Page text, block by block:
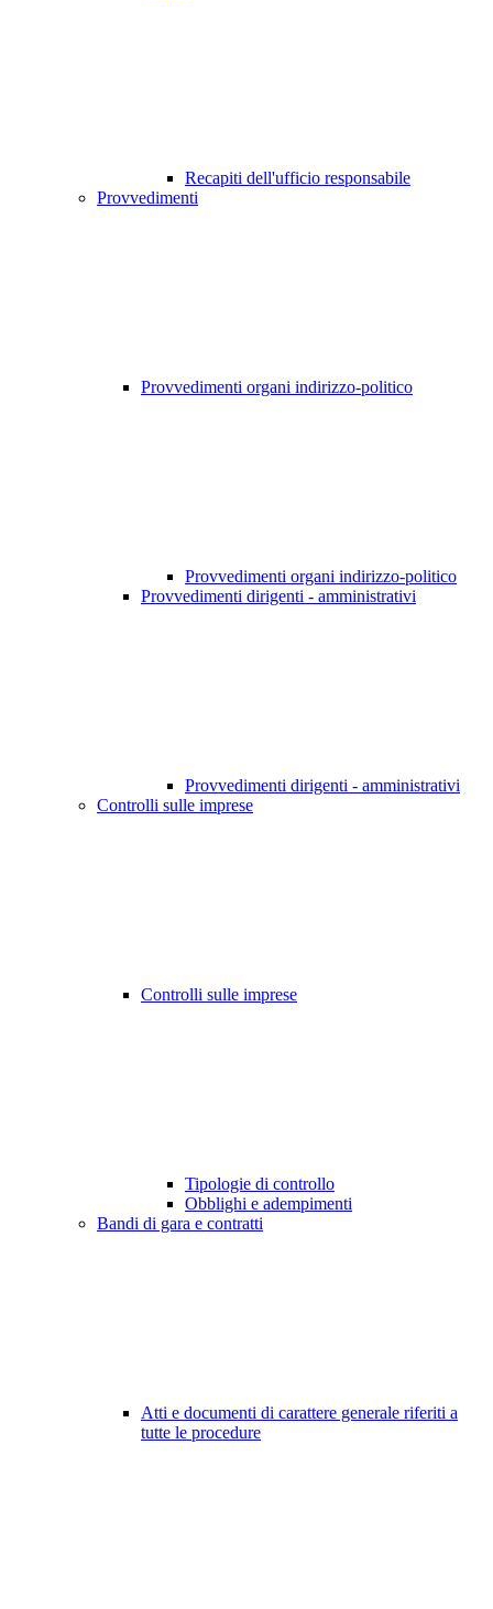
Recapiti dell'ufficio responsabile
Provvedimenti
Provvedimenti organi indirizzo-politico
Provvedimenti organi indirizzo-politico
Provvedimenti dirigenti - amministrativi
Provvedimenti dirigenti - amministrativi
Controlli sulle imprese
Controlli sulle imprese
Tipologie di controllo
Obblighi e adempimenti
Bandi di gara e contratti
Atti e documenti di carattere generale riferiti a
tutte le procedure